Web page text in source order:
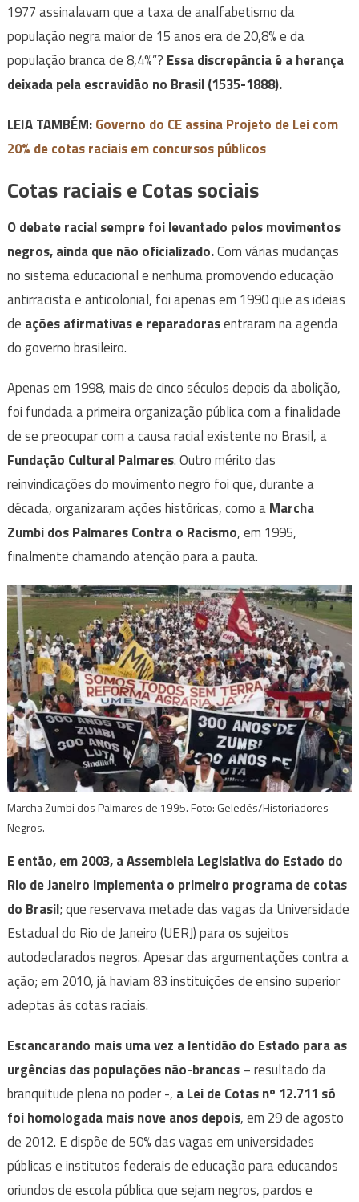
1977 assinalavam que a taxa de analfabetismo da
população negra maior de 15 anos era de 20,8% e da
população branca de 8,4%”? Essa discrepância é a herança
deixada pela escravidão no Brasil (1535-1888).
LEIA TAMBÉM:Governo do CE assina Projeto de Lei com
20% de cotas raciais em concursos públicos
Cotas raciais e Cotas sociais
O debate racial sempre foi levantado pelos movimentos
negros, ainda que não oficializado.Com várias mudanças
no sistema educacional e nenhuma promovendo educação
antirracista e anticolonial, foi apenas em 1990 que as ideias
de ações afirmativas e reparadorasentraram na agenda
do governo brasileiro.
Apenas em 1998, mais de cinco séculos depois da abolição,
foi fundada a primeira organização pública com a finalidade
de se preocupar com a causa racial existente no Brasil, a
Fundação Cultural Palmares. Outro mérito das
reinvindicações do movimento negro foi que, durante a
década, organizaram ações históricas, como aMarcha
Zumbi dos Palmares Contra o Racismo, em 1995,
finalmente chamando atenção para a pauta.
Marcha Zumbi dos Palmares de 1995. Foto: Geledés/Historiadores
Negros.
E então, em 2003, a Assembleia Legislativa do Estado do
Rio de Janeiro implementa o primeiro programa de cotas
do Brasil; que reservava metade das vagas da Universidade
Estadual do Rio de Janeiro (UERJ) para os sujeitos
autodeclarados negros. Apesar das argumentações contra a
ação; em 2010, já haviam 83 instituições de ensino superior
adeptas às cotas raciais.
Escancarando mais uma vez a lentidão do Estado para as
urgências das populações não-brancas– resultado da
branquitude plena no poder -, a Lei de Cotas nº 12.711 só
foi homologada mais nove anos depois, em 29 de agosto
de 2012. E dispõe de 50% das vagas em universidades
públicas e institutos federais de educação para educandos
oriundos de escola pública que sejam negros, pardos e